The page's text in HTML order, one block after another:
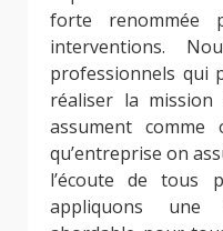
forte
interventions.
professionnels qui
réaliser la
assument
qu’entreprise on
l’écoute de tous
appliquons une